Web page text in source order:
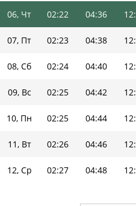
06, Чт 02:22 04:36
07, Пт 02:23 04:38
08, Сб 02:24 04:40
09, Вс 02:25 04:42
10, Пн 02:25 04:44
11, Вт 02:26 04:46
12, Ср 02:27 04:48